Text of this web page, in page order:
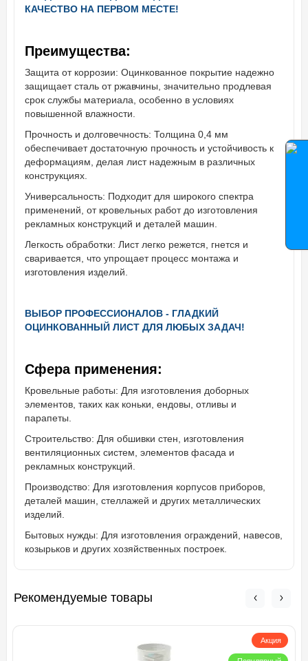
КАЧЕСТВО НА ПЕРВОМ МЕСТЕ!
Преимущества:
Защита от коррозии: Оцинкованное покрытие надежно
защищает сталь от ржавчины, значительно продлевая
срок службы материала, особенно в условиях
повышенной влажности.
Прочность и долговечность: Толщина 0,4 мм
обеспечивает достаточную прочность и устойчивость к
деформациям, делая лист надежным в различных
конструкциях.
Универсальность: Подходит для широкого спектра
применений, от кровельных работ до изготовления
рекламных конструкций и деталей машин.
Легкость обработки: Лист легко режется, гнется и
сваривается, что упрощает процесс монтажа и
изготовления изделий.
ВЫБОР ПРОФЕССИОНАЛОВ - ГЛАДКИЙ
ОЦИНКОВАННЫЙ ЛИСТ ДЛЯ ЛЮБЫХ ЗАДАЧ!
Сфера применения:
Кровельные работы: Для изготовления доборных
элементов, таких как коньки, ендовы, отливы и
парапеты.
Строительство: Для обшивки стен, изготовления
вентиляционных систем, элементов фасада и
рекламных конструкций.
Производство: Для изготовления корпусов приборов,
деталей машин, стеллажей и других металлических
изделий.
Бытовых нужды: Для изготовления ограждений, навесов,
козырьков и других хозяйственных построек.
Рекомендуемые товары
Акция